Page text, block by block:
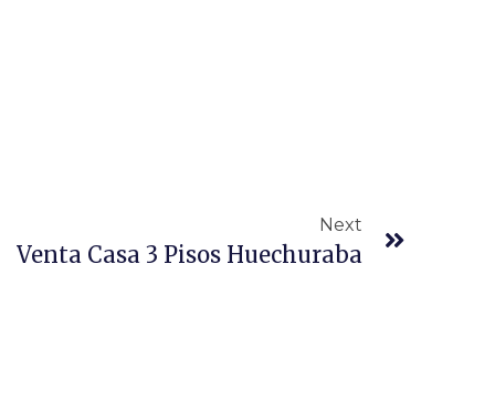
Next
Venta Casa 3 Pisos Huechuraba